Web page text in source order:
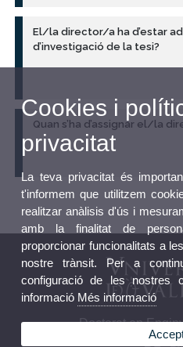
El/la director/a ha d’estar
d’investigació de la tesi?
Quan s’ha d’assignar el/la
Doctorat en
Cookies i
privacitat
La teva privacitat és
t'informem que utilitzem
realitzar anàlisis d'ús i
amb la finalitat de
proporcionar funcionalitats a
nostre trànsit. Per a
configuració de les nostres
informació Més informació